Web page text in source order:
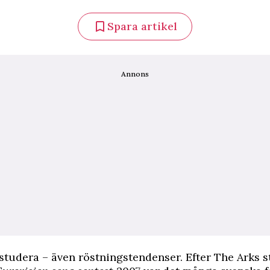
Spara artikel
Annons
– även röstningstendenser. Efter The Arks